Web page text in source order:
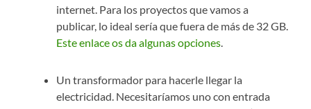
internet. Para los proyectos que vamos a
publicar, lo ideal sería que fuera de más de 32 GB.
Este enlace os da algunas opciones
Un transformador para hacerle llegar la
electricidad. Necesitaríamos uno con entrada